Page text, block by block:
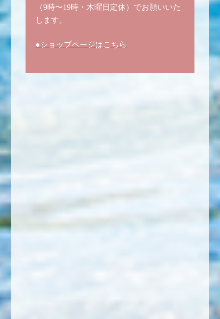
（9時〜19時・木曜日定休）でお願いいた
します。
●ショップページはこちら